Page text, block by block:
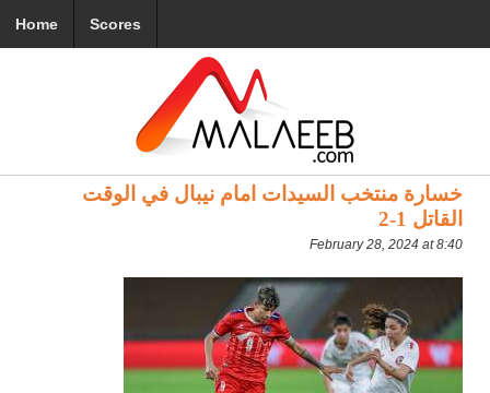
Home Scores
خسارة منتخب السيدات امام نيبال في الوقت
القاتل 1-2
February 28, 2024 at 8:40